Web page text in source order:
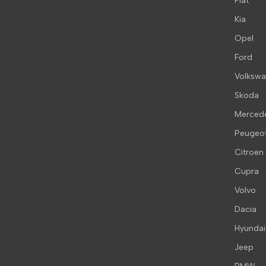
Kia
Opel
Ford
Skoda
Citroen
Cupra
Volvo
Dacia
Hyundai
Jeep